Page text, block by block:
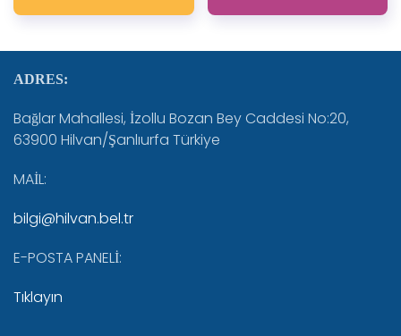
ADRES:
Bağlar Mahallesi, İzollu Bozan Bey Caddesi No:20,
63900 Hilvan/Şanlıurfa Türkiye
MAİL:
bilgi@hilvan.bel.tr
E-POSTA PANELİ:
Tıklayın